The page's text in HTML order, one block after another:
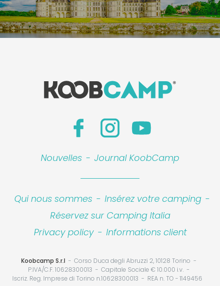
Nouvelles - Journal KoobCamp
Qui nous sommes - Insérez votre camping -
Réservez sur Camping Italia
Privacy policy - Informations client
Koobcamp S.r.l
Corso Duca degli Abruzzi 2, 10128 Torino
P.IVA/C.F. 10628300013
Capitale Sociale € 10.000 i.v.
Iscriz. Reg. Imprese di Torino n.10628300013
REA n. TO - 1149456